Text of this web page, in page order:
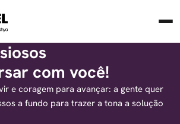
com você!
e coragem para avançar: a gente quer
a fundo para trazer a tona a solução